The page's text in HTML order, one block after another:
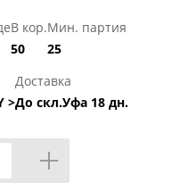
В кор.
50
Мин. партия
25
>
Доставка
До скл.Уфа 18 дн.